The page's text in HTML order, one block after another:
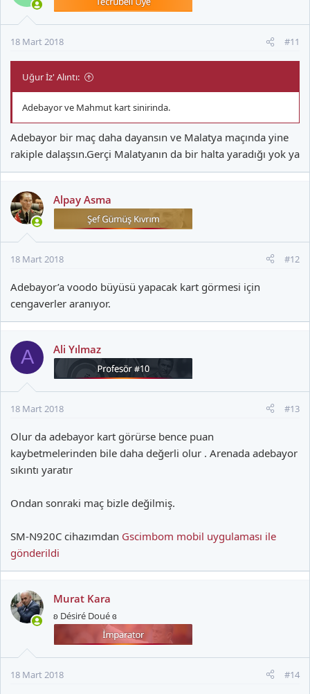
18 Mart 2018 #11
Uğur İz' Alıntı:
Adebayor ve Mahmut kart sinirinda.
Adebayor bir maç daha dayansın ve Malatya maçında yine
rakiple dalaşsın.Gerçi Malatyanın da bir halta yaradığı yok ya
Alpay Asma
18 Mart 2018 #12
Adebayor’a voodo büyüsü yapacak kart görmesi için
cengaverler aranıyor.
A Ali Yılmaz
18 Mart 2018 #13
Olur da adebayor kart görürse bence puan
kaybetmelerinden bile daha değerli olur . Arenada adebayor
sıkıntı yaratır
Ondan sonraki maç bizle değilmiş.
SM-N920C cihazımdan Gscimbom mobil uygulaması ile
gönderildi
Murat Kara
ʚ Désiré Doué ɞ
18 Mart 2018 #14